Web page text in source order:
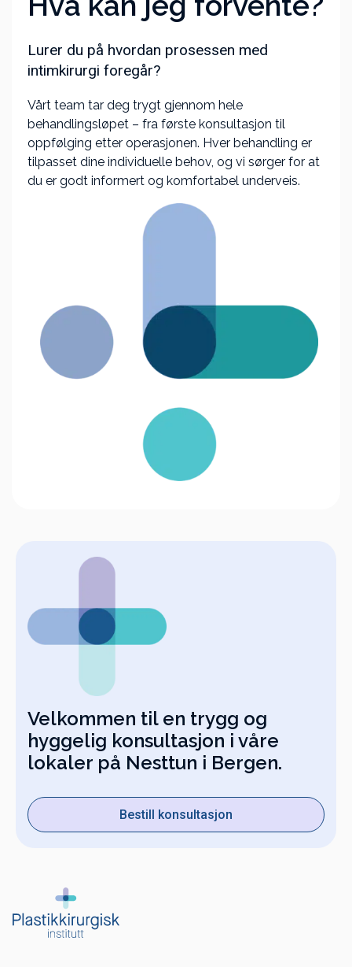
Lurer du på hvordan prosessen med
intimkirurgi foregår?
Vårt team tar deg trygt gjennom hele
behandlingsløpet – fra første konsultasjon til
oppfølging etter operasjonen. Hver behandling er
tilpasset dine individuelle behov, og vi sørger for at
du er godt informert og komfortabel underveis.
Velkommen til en trygg og
hyggelig konsultasjon i våre
lokaler på Nesttun i Bergen.
Bestill konsultasjon